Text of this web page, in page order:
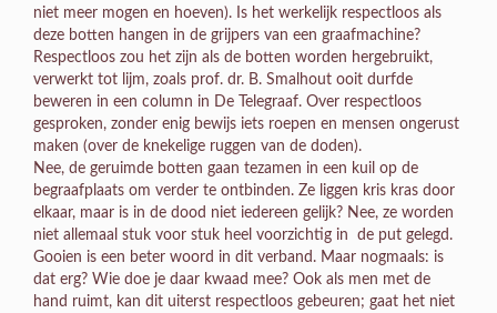
niet meer mogen en hoeven). Is het werkelijk respectloos als
deze botten hangen in de grijpers van een graafmachine?
Respectloos zou het zijn als de botten worden hergebruikt,
verwerkt tot lijm, zoals prof. dr. B. Smalhout ooit durfde
beweren in een column in De Telegraaf. Over respectloos
gesproken, zonder enig bewijs iets roepen en mensen ongerust
maken (over de knekelige ruggen van de doden).
Nee, de geruimde botten gaan tezamen in een kuil op de
begraafplaats om verder te ontbinden. Ze liggen kris kras door
elkaar, maar is in de dood niet iedereen gelijk? Nee, ze worden
niet allemaal stuk voor stuk heel voorzichtig in de put gelegd.
Gooien is een beter woord in dit verband. Maar nogmaals: is
dat erg? Wie doe je daar kwaad mee? Ook als men met de
hand ruimt, kan dit uiterst respectloos gebeuren; gaat het niet